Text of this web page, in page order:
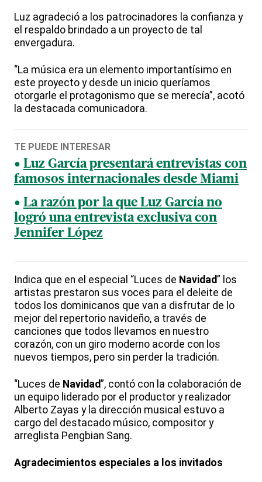
Luz agradeció a los patrocinadores la confianza y
el respaldo brindado a un proyecto de tal
envergadura.
“La música era un elemento importantísimo en
este proyecto y desde un inicio queríamos
otorgarle el protagonismo que se merecía”, acotó
la destacada comunicadora.
TE PUEDE INTERESAR
Luz García presentará entrevistas con
famosos internacionales desde Miami
La razón por la que Luz García no
logró una entrevista exclusiva con
Jennifer López
Indica que en el especial “Luces de Navidad” los
artistas prestaron sus voces para el deleite de
todos los dominicanos que van a disfrutar de lo
mejor del repertorio navideño, a través de
canciones que todos llevamos en nuestro
corazón, con un giro moderno acorde con los
nuevos tiempos, pero sin perder la tradición.
“Luces de Navidad”, contó con la colaboración de
un equipo liderado por el productor y realizador
Alberto Zayas y la dirección musical estuvo a
cargo del destacado músico, compositor y
arreglista Pengbian Sang.
Agradecimientos especiales a los invitados